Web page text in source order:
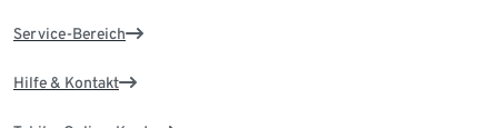
Service-Bereich
Hilfe & Kontakt